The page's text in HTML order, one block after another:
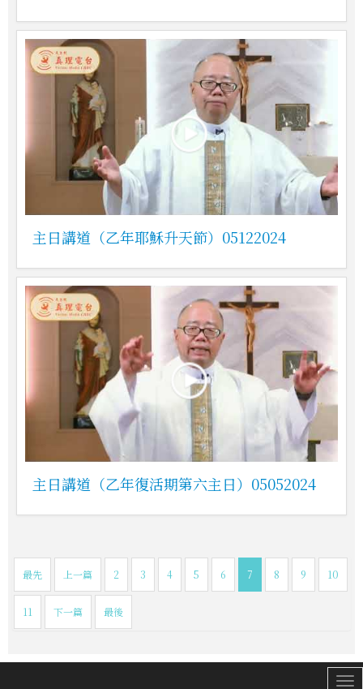
主日講道（乙年耶穌升天節）05122024
主日講道（乙年復活期第六主日）05052024
最先 上一篇 2 3 4 5 6 7 8 9 10
11 下一篇 最後